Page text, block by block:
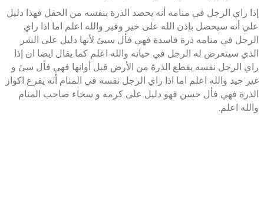
إذا راي الرجل في منامه أنه يحصد الذرة بنفسه من الحقل فهذا دليل
علي أنه سيحصل بإذن الله على خير وفير والله اعلم اما اذا راي
الرجل في منامه ذرة فاسدة فهي فأل سيئ لأنها دليل على الشر
الذي سيتعرض له الرجل في حياته والله اعلم كما يقال ايضا ان إذا
راي الرجل نفسه يقطع الذرة من الأرض قبل أوانها فهي فأل سئ و
غير جيد والله اعلم اما اذا راي الرجل نفسه في المنام أنه يفرغ اكواز
الذرة فهي فأل حسن فهو دليل على كرمه و سخاء صاحب المنام
والله اعلم.